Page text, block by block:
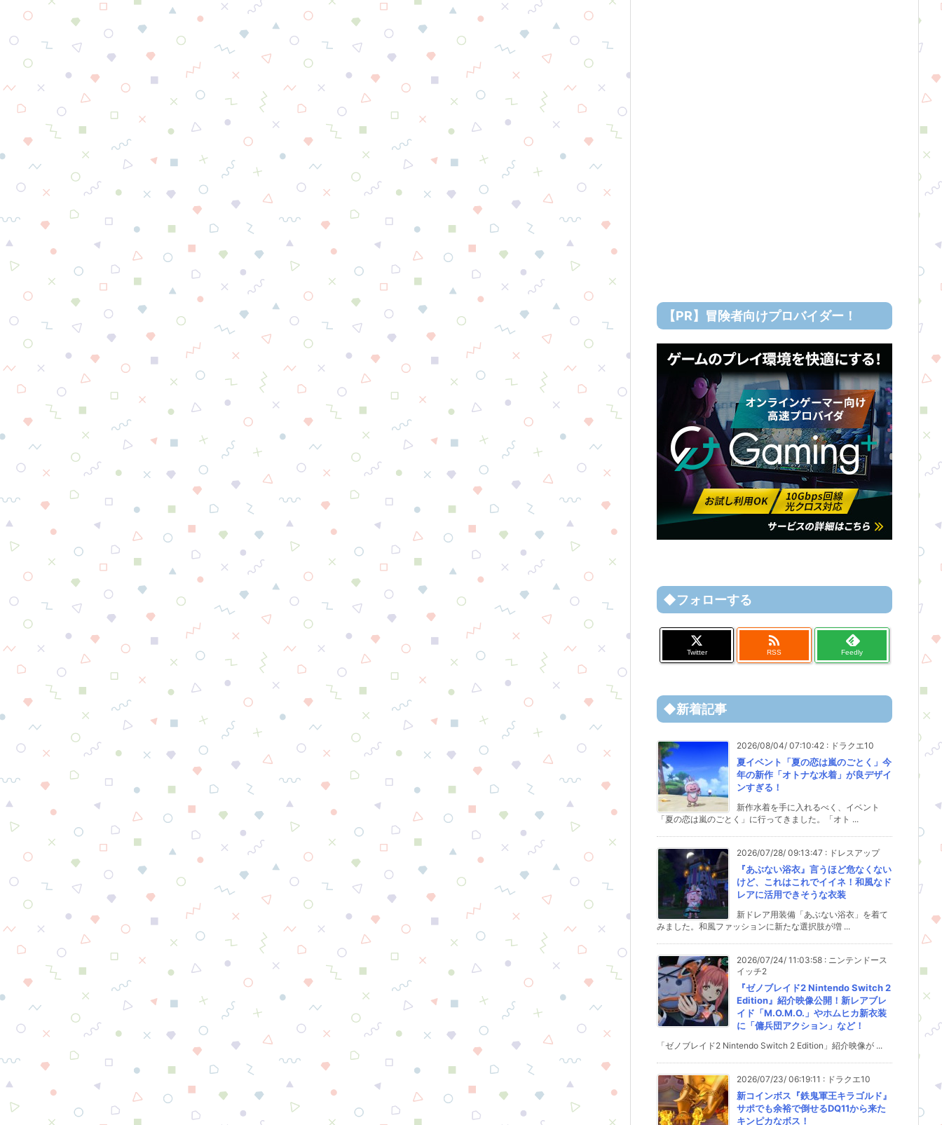
【PR】冒険者向けプロバイダー！
◆フォローする
Twitter

RSS Feedly
◆新着記事
2026/08/04/ 07:10:42 : ドラクエ10
夏イベント「夏の恋は嵐のごとく」今
年の新作「オトナな水着」が良デザイ
ンすぎる！
新作水着を手に入れるべく、イベント
「夏の恋は嵐のごとく」に行ってきました。「オト ...
2026/07/28/ 09:13:47 : ドレスアップ
『あぶない浴衣』言うほど危なくない
けど、これはこれでイイネ！和風なド
レアに活用できそうな衣装
新ドレア用装備「あぶない浴衣」を着て
みました。和風ファッションに新たな選択肢が増 ...
2026/07/24/ 11:03:58 : ニンテンドース
イッチ2
『ゼノブレイド2 Nintendo Switch 2
Edition』紹介映像公開！新レアブレ
イド「M.O.M.O.」やホムヒカ新衣装
に「傭兵団アクション」など！
「ゼノブレイド2 Nintendo Switch 2 Edition」紹介映像が ...
2026/07/23/ 06:19:11 : ドラクエ10
新コインボス『鉄鬼軍王キラゴルド』
サポでも余裕で倒せるDQ11から来た
キンピカなボス！